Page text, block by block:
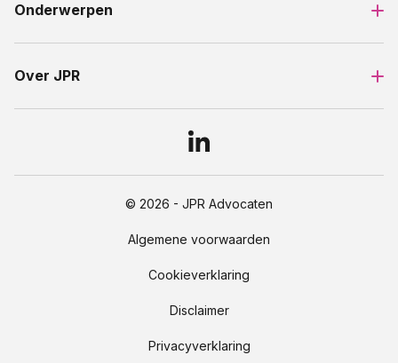
Onderwerpen
Over JPR
© 2026 - JPR Advocaten
Algemene voorwaarden
Cookieverklaring
Disclaimer
Privacyverklaring